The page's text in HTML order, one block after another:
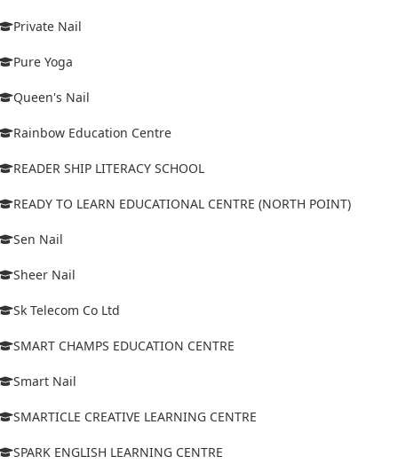
Private Nail
Pure Yoga
Queen's Nail
Rainbow Education Centre
READER SHIP LITERACY SCHOOL
READY TO LEARN EDUCATIONAL CENTRE (NORTH POINT)
Sen Nail
Sheer Nail
Sk Telecom Co Ltd
SMART CHAMPS EDUCATION CENTRE
Smart Nail
SMARTICLE CREATIVE LEARNING CENTRE
SPARK ENGLISH LEARNING CENTRE